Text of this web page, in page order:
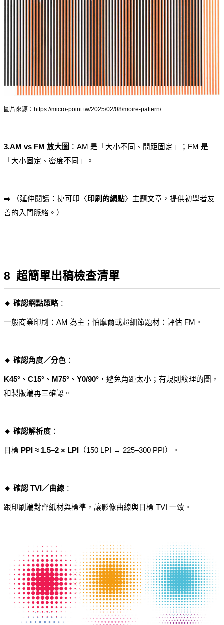
圖片來源：https://micro-point.tw/2025/02/08/moire-pattern/
3.AM vs FM 放大圖 ：AM 是「大小不同、間距固定」；FM 是
「大小固定、密度不同」。
➡️ （延伸閱讀：捷可印〈印刷的網點〉主題文章，提供初學者友
善的入門脈絡。）
8  超簡單出稿檢查清單
🔹 確認網點策略 ：
一般商業印刷：AM 為主；怕摩爾或超細節題材：評估 FM。
🔹 確認角度／分色 ：
K45°、C15°、M75°、Y0/90° ，避免角距太小；有規則紋理的圖，
和製版端再三確認。
🔹 確認解析度 ：
目標 PPI ≈ 1.5–2 × LPI （150 LPI → 225–300 PPI）。
🔹 確認 TVI／曲線 ：
跟印刷端對齊紙材與標準，讓影像曲線與目標 TVI 一致。